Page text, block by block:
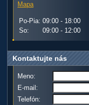
Mapa
Po-Pia: 09:00 - 18:00
So:
09:00 - 12:00
Kontaktujte nás
Meno:
E-mail:
Telefón: